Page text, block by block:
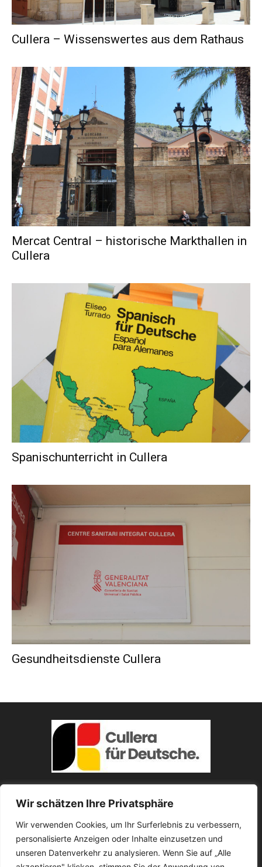
Wir schätzen Ihre Privatsphäre
Wir verwenden Cookies, um Ihr Surferlebnis zu verbessern,
personalisierte Anzeigen oder Inhalte einzusetzen und
unseren Datenverkehr zu analysieren. Wenn Sie auf „Alle
Cullera – Wissenswertes aus dem Rathaus
Mercat Central – historische Markthallen in
Cullera
Spanischunterricht in Cullera
Gesundheitsdienste Cullera
Über uns
Nützliche Hinweise und Veranstaltungstipps für Deutsche in
Cullera.